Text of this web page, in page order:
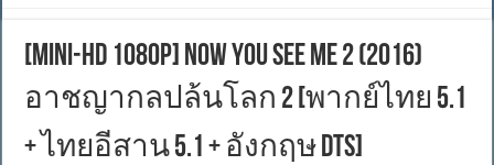
[MINI-HD 1080P] Now You See Me 2 (2016)
อาชญากลปล้นโลก 2 [พากย์ไทย 5.1
+ ไทยอีสาน 5.1 + อังกฤษ DTS]